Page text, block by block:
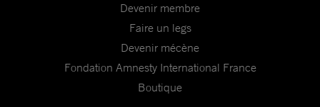
Devenir membre
Faire un legs
Devenir mécène
Fondation Amnesty International France
Boutique